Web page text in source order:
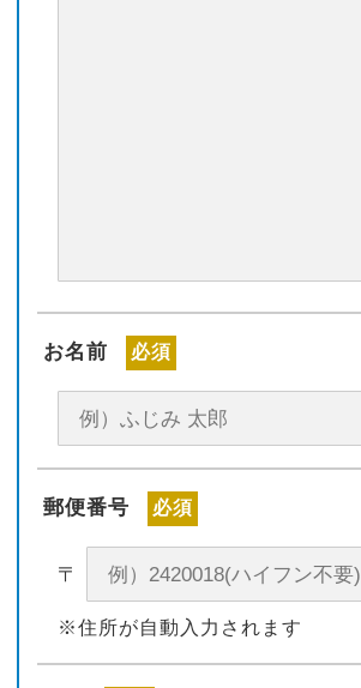
お名前 必須
郵便番号 必須
〒
※住所が自動入力されます